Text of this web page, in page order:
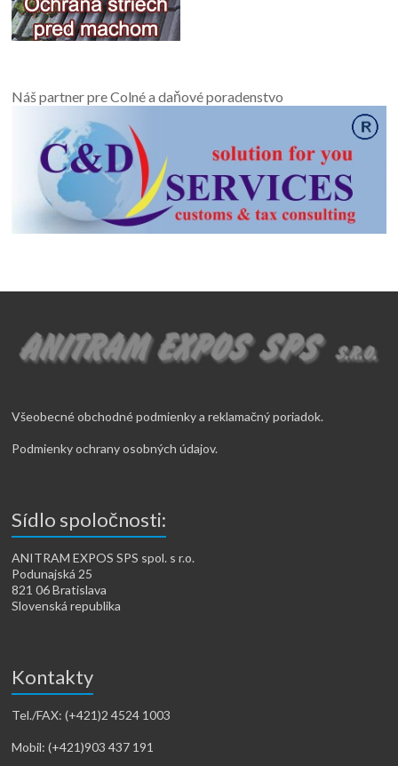
Náš partner pre Colné a daňové poradenstvo
Všeobecné obchodné podmienky a reklamačný poriadok.
Podmienky ochrany osobných údajov.
Sídlo spoločnosti:
ANITRAM EXPOS SPS spol. s r.o.
Podunajská 25
821 06 Bratislava
Slovenská republika
Kontakty
Tel./FAX: (+421)2 4524 1003
Mobil: (+421)903 437 191